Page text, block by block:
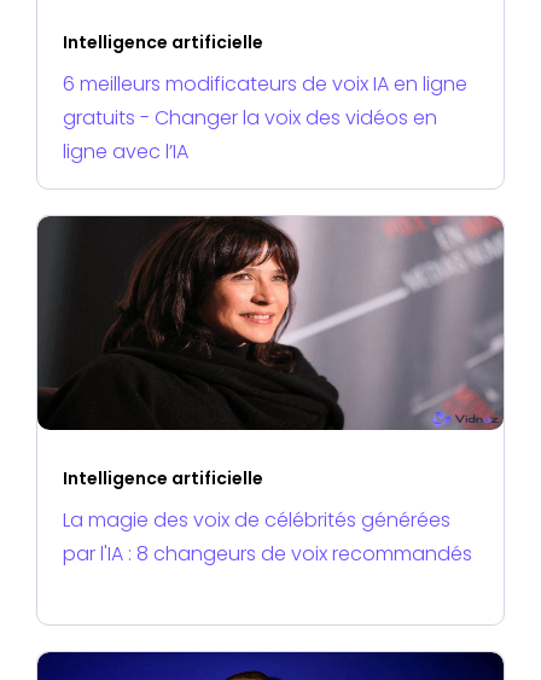
Intelligence artificielle
6 meilleurs modificateurs de voix IA en ligne
gratuits - Changer la voix des vidéos en
ligne avec l’IA
Intelligence artificielle
La magie des voix de célébrités générées
par l'IA : 8 changeurs de voix recommandés